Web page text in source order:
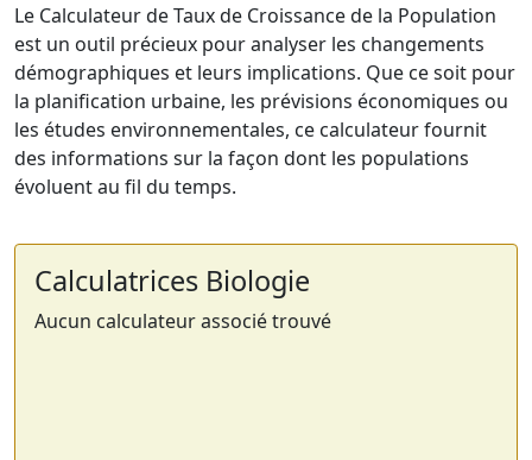
Le Calculateur de Taux de Croissance de la Population
est un outil précieux pour analyser les changements
démographiques et leurs implications. Que ce soit pour
la planification urbaine, les prévisions économiques ou
les études environnementales, ce calculateur fournit
des informations sur la façon dont les populations
évoluent au fil du temps.
Calculatrices Biologie
Aucun calculateur associé trouvé